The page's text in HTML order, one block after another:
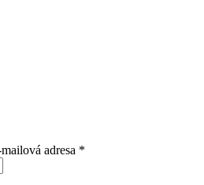
adresa *